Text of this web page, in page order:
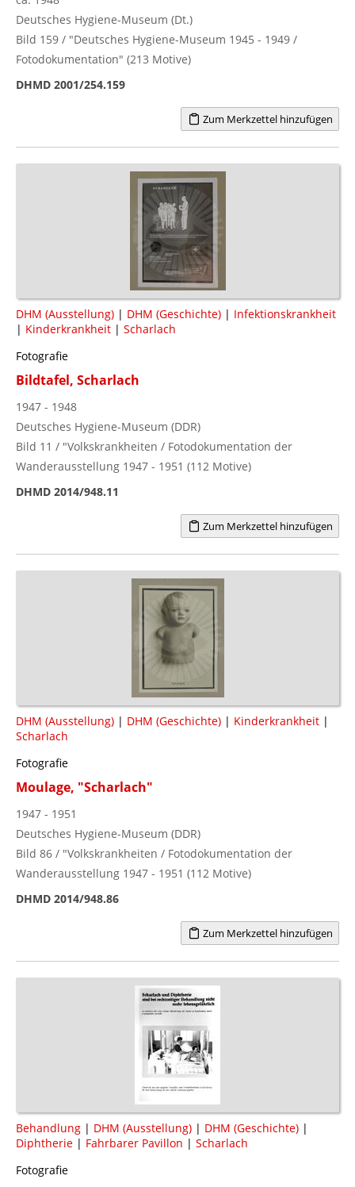
Deutsches Hygiene-Museum (Dt.)
Bild 159 / "Deutsches Hygiene-Museum 1945 - 1949 /
Fotodokumentation" (213 Motive)
DHMD 2001/254.159
Zum Merkzettel hinzufügen
DHM (Ausstellung) | DHM (Geschichte) | Infektionskrankheit
| Kinderkrankheit | Scharlach
Fotografie
Bildtafel, Scharlach
1947 - 1948
Deutsches Hygiene-Museum (DDR)
Bild 11 / "Volkskrankheiten / Fotodokumentation der
Wanderausstellung 1947 - 1951 (112 Motive)
DHMD 2014/948.11
Zum Merkzettel hinzufügen
DHM (Ausstellung) | DHM (Geschichte) | Kinderkrankheit |
Scharlach
Fotografie
Moulage, "Scharlach"
1947 - 1951
Deutsches Hygiene-Museum (DDR)
Bild 86 / "Volkskrankheiten / Fotodokumentation der
Wanderausstellung 1947 - 1951 (112 Motive)
DHMD 2014/948.86
Zum Merkzettel hinzufügen
Behandlung | DHM (Ausstellung) | DHM (Geschichte) |
Diphtherie | Fahrbarer Pavillon | Scharlach
Fotografie